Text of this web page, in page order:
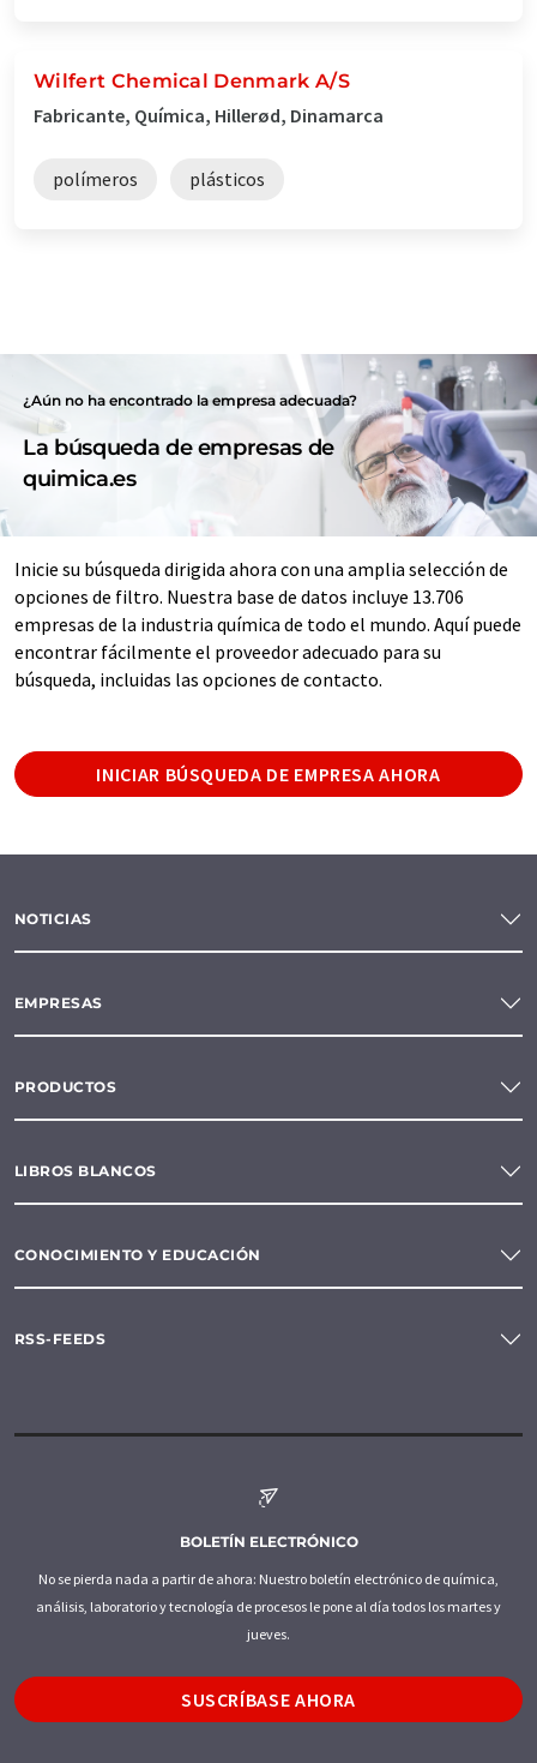
Wilfert Chemical Denmark A/S
Fabricante, Química, Hillerød, Dinamarca
polímeros plásticos
¿Aún no ha encontrado la empresa adecuada?
La búsqueda de empresas de
quimica.es
Inicie su búsqueda dirigida ahora con una amplia selección de
opciones de filtro. Nuestra base de datos incluye 13.706
empresas de la industria química de todo el mundo. Aquí puede
encontrar fácilmente el proveedor adecuado para su
búsqueda, incluidas las opciones de contacto.
INICIAR BÚSQUEDA DE EMPRESA AHORA
NOTICIAS
EMPRESAS
PRODUCTOS
LIBROS BLANCOS
CONOCIMIENTO Y EDUCACIÓN
RSS-FEEDS
BOLETÍN ELECTRÓNICO
No se pierda nada a partir de ahora: Nuestro boletín electrónico de química,
análisis, laboratorio y tecnología de procesos le pone al día todos los martes y
jueves.
SUSCRÍBASE AHORA